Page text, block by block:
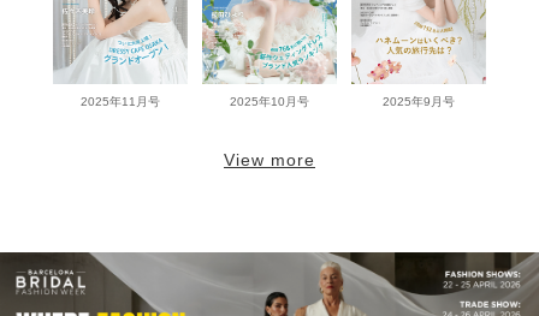
2025年11月号 2025年10月号 2025年9月号
View more